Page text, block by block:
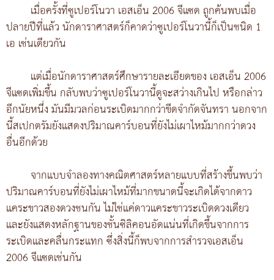
เมื่อครั้งที่ซูเปอร์โนวา เอสเอ็น 2006 จีแซด ถูกค้นพบเมื่อ
ปลายปีที่แล้ว นักดาราศาสตร์ก็คาดว่าซูเปอร์โนวานี้ก็เป็นชนิด 1
เอ เช่นเดียวกัน
แต่เมื่อนักดาราศาสตร์ศึกษารายละเอียดของ เอสเอ็น 2006
จีแซดเพิ่มขึ้น กลับพบว่าซูเปอร์โนวานี้ดูจะสว่างเกินไป หรือกล่าว
อีกนัยหนึ่ง มันมีมวลก่อนระเบิดมากกว่าขีดจำกัดจันทรา นอกจาก
นี้สเปกตรัมยังแสดงปริมาณคาร์บอนที่ยังไม่เผาไหม้มากกว่าดวง
อื่นอีกด้วย
จากแบบจำลองทางคณิตศาสตร์หลายแบบที่สร้างขึ้นพบว่า
ปริมาณคาร์บอนที่ยังไม่เผาไหม้ที่มากขนาดนี้จะเกิดได้จากดาว
แคระขาวสองดวงชนกัน ไม่ใช่แค่ดาวแคระขาวระเบิดดวงเดียว
และยังแสดงหลักฐานของชั้นซิลิคอนอัดแน่นที่เกิดขึ้นจากการ
ระเบิดและคลื่นกระแทก ซึ่งสิ่งนี้ก็พบจากการสำรวจเอสเอ็น
2006 จีแซดเช่นกัน